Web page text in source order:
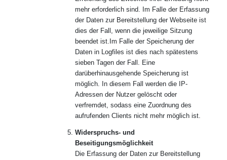
mehr erforderlich sind. Im Falle der Erfassung
der Daten zur Bereitstellung der Webseite ist
dies der Fall, wenn die jeweilige Sitzung
beendet ist.Im Falle der Speicherung der
Daten in Logfiles ist dies nach spätestens
sieben Tagen der Fall. Eine
darüberhinausgehende Speicherung ist
möglich. In diesem Fall werden die IP-
Adressen der Nutzer gelöscht oder
verfremdet, sodass eine Zuordnung des
aufrufenden Clients nicht mehr möglich ist.
Widerspruchs- und
Beseitigungsmöglichkeit
Die Erfassung der Daten zur Bereitstellung